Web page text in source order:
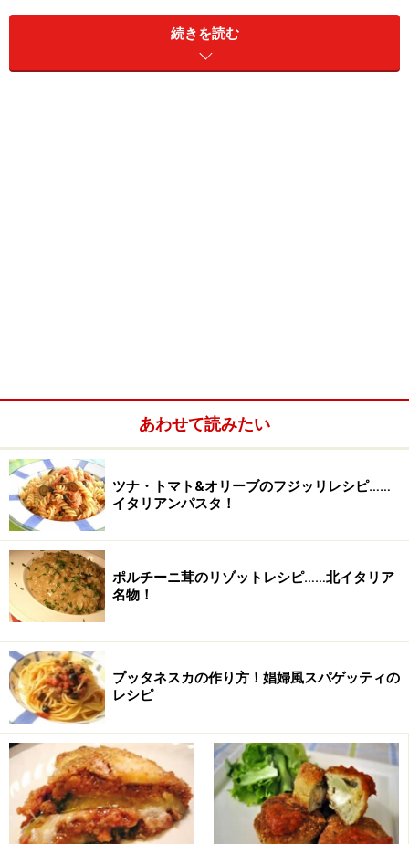
（乾燥） 小さじ1杯
オレガノ
セージ
オリーブオイル
ローリエ
オリーブオイル 大さじ1杯
続きを読む
あわせて読みたい
ツナ・トマト&オリーブのフジッリレシピ……
イタリアンパスタ！
ポルチーニ茸のリゾットレシピ……北イタリア
名物！
プッタネスカの作り方！娼婦風スパゲッティの
レシピ